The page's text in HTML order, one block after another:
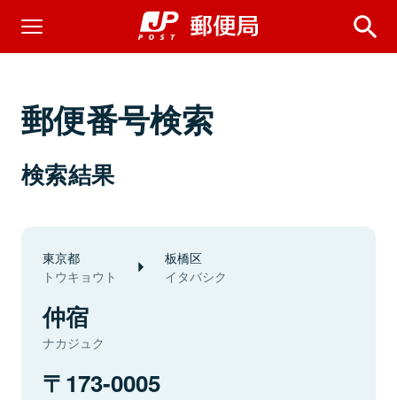
郵便番号検索
検索結果
東京都
トウキョウト
板橋区
イタバシク
仲宿
ナカジュク
173-0005